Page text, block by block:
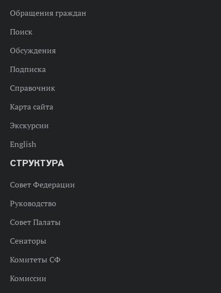
Обращения граждан
Поиск
Обсуждения
Подписка
Справочник
Карта сайта
Экскурсии
English
СТРУКТУРА
Совет Федерации
Руководство
Совет Палаты
Сенаторы
Комитеты СФ
Комиссии